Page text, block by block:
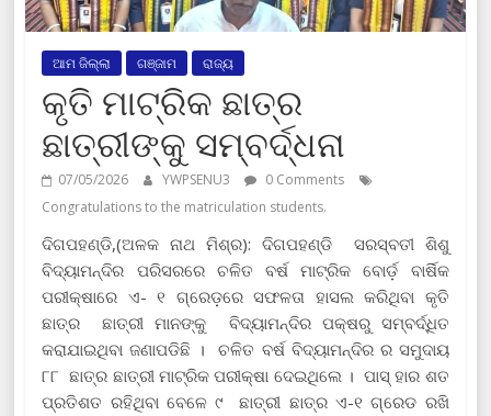
ଆମ ଜିଲ୍ଲା ଗଞ୍ଜାମ ରାଜ୍ୟ
କୃତି ମାଟ୍ରିକ ଛାତ୍ର
ଛାତ୍ରୀଙ୍କୁ ସମ୍ବର୍ଦ୍ଧନା
07/05/2026 YWPSENU3
0 Comments
Congratulations to the matriculation students.
ଦିଗପହଣ୍ଡି,(ଅଳକ ନାଥ ମିଶ୍ର): ଦିଗପହଣ୍ଡି ସରସ୍ବତୀ ଶିଶୁ
ବିଦ୍ୟାମନ୍ଦିର ପରିସରରେ ଚଳିତ ବର୍ଷ ମାଟ୍ରିକ ବୋର୍ଡ଼ ବାର୍ଷିକ
ପରୀକ୍ଷାରେ ଏ- ୧ ଗ୍ରେଡ଼ରେ ସଫଳତା ହାସଲ କରିଥିବା କୃତି
ଛାତ୍ର ଛାତ୍ରୀ ମାନଙ୍କୁ ବିଦ୍ୟାମନ୍ଦିର ପକ୍ଷରୁ ସମ୍ବର୍ଦ୍ଧିତ
କରାଯାଇଥିବା ଜଣାପଡିଛି । ଚଳିତ ବର୍ଷ ବିଦ୍ୟାମନ୍ଦିର ର ସମୁଦାୟ
୮୮ ଛାତ୍ର ଛାତ୍ରୀ ମାଟ୍ରିକ ପରୀକ୍ଷା ଦେଇଥିଲେ । ପାସ୍ ହାର ଶତ
ପ୍ରତିଶତ ରହିଥିବା ବେଳେ ୯ ଛାତ୍ରୀ ଛାତ୍ର ଏ-୧ ଗ୍ରେଡ ରଖି